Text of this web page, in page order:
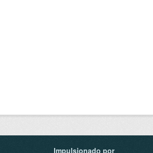
Impulsionado por